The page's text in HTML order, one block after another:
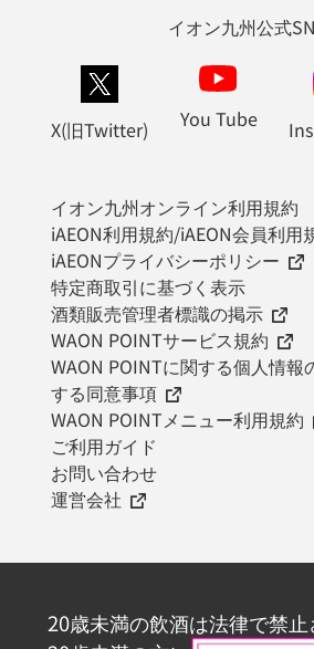
イオン九州公式
X(旧Twitter) You Tube
イオン九州オンライン利用規約
iAEON利用規約/iAEON会員利用
iAEONプライバシーポリシー
特定商取引に基づく表示
酒類販売管理者標識の掲示
WAON POINTサービス規約
WAON POINTに関する個人情報
する同意事項
WAON POINTメニュー利用規約
ご利用ガイド
お問い合わせ
運営会社
20歳未満の飲酒は法律で禁止